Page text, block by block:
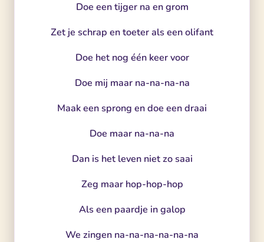
Doe een tijger na en grom
Zet je schrap en toeter als een olifant
Doe het nog één keer voor
Doe mij maar na-na-na-na
Maak een sprong en doe een draai
Doe maar na-na-na
Dan is het leven niet zo saai
Zeg maar hop-hop-hop
Als een paardje in galop
We zingen na-na-na-na-na-na